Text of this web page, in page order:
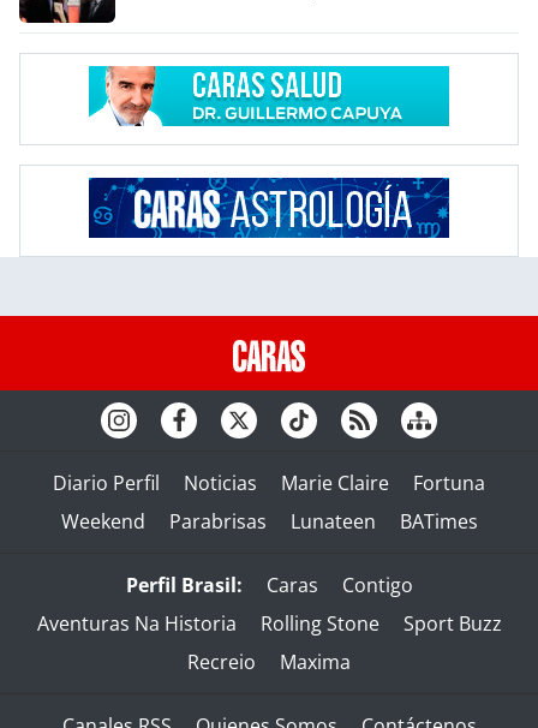
Diario Perfil Noticias Marie Claire
Fortuna
Weekend
Parabrisas Lunateen BATimes
Perfil Brasil: Caras
Contigo
Aventuras Na Historia
Rolling Stone
Sport Buzz
Recreio
Maxima